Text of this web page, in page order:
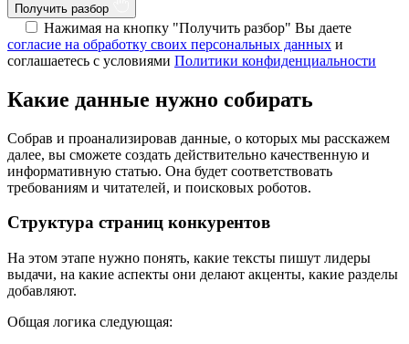
Получить разбор
Нажимая на кнопку "Получить разбор" Вы даете
согласие на обработку своих персональных данных и
соглашаетесь с условиями Политики конфиденциальности
Какие данные нужно собирать
Собрав и проанализировав данные, о которых мы расскажем
далее, вы сможете создать действительно качественную и
информативную статью. Она будет соответствовать
требованиям и читателей, и поисковых роботов.
Структура страниц конкурентов
На этом этапе нужно понять, какие тексты пишут лидеры
выдачи, на какие аспекты они делают акценты, какие разделы
добавляют.
Общая логика следующая: